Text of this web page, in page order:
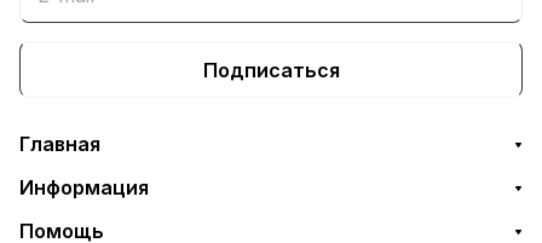
Подписаться
Главная
Информация
Помощь